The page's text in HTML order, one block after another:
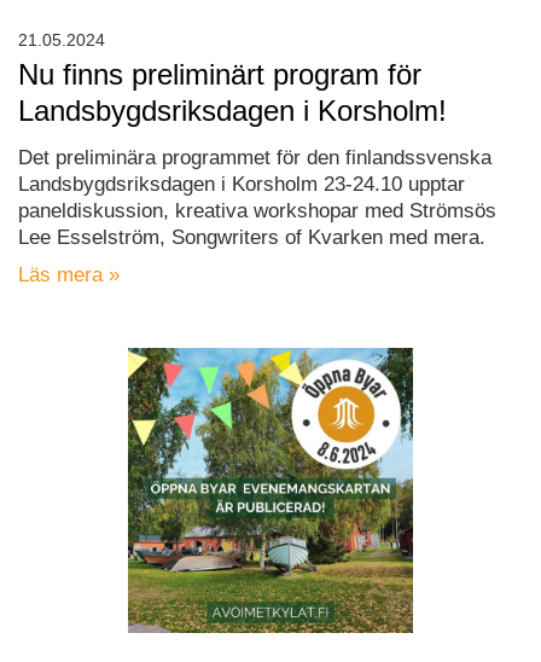
Nu finns preliminärt program för
Landsbygdsriksdagen i Korsholm!
Det preliminära programmet för den finlandssvenska
Landsbygdsriksdagen i Korsholm 23-24.10 upptar
paneldiskussion, kreativa workshopar med Strömsös
Lee Esselström, Songwriters of Kvarken med mera.
Läs mera »
21.05.2024